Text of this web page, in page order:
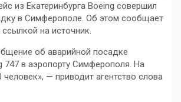
из Екатеринбурга Boeing совершил
в Симферополе. Об этом сообщает
ссылкой на источник.
об аварийной посадке
747 в аэропорту Симферополя. На
человек», — приводит агентство слова